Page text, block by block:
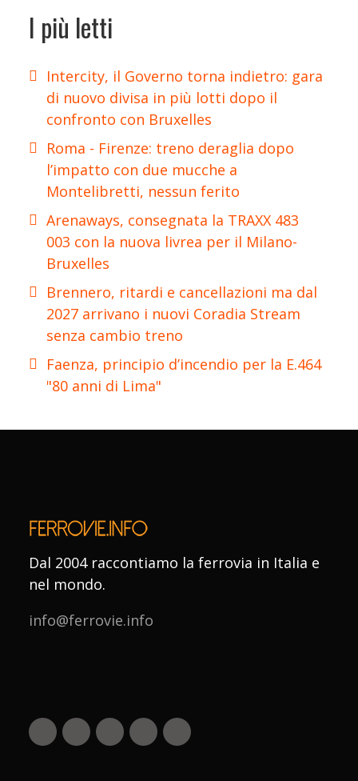
I più letti
Intercity, il Governo torna indietro: gara
di nuovo divisa in più lotti dopo il
confronto con Bruxelles
Roma - Firenze: treno deraglia dopo
l’impatto con due mucche a
Montelibretti, nessun ferito
Arenaways, consegnata la TRAXX 483
003 con la nuova livrea per il Milano-
Bruxelles
Brennero, ritardi e cancellazioni ma dal
2027 arrivano i nuovi Coradia Stream
senza cambio treno
Faenza, principio d’incendio per la E.464
"80 anni di Lima"
Dal 2004 raccontiamo la ferrovia in Italia e
nel mondo.
info@ferrovie.info